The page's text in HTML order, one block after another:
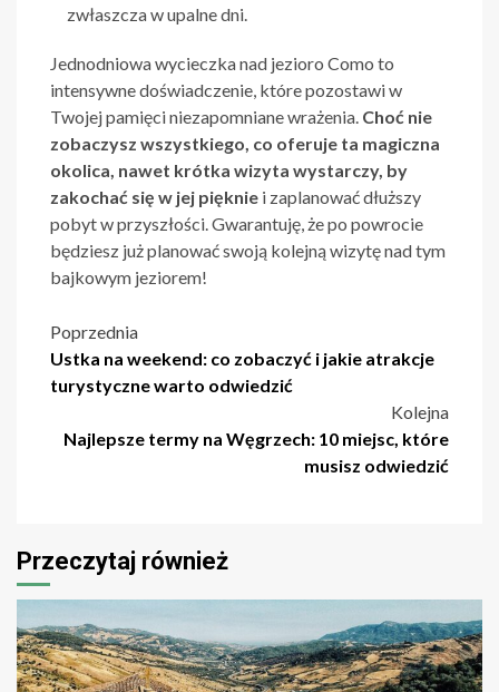
zwłaszcza w upalne dni.
Jednodniowa wycieczka nad jezioro Como to
intensywne doświadczenie, które pozostawi w
Twojej pamięci niezapomniane wrażenia. Choć nie
zobaczysz wszystkiego, co oferuje ta magiczna
okolica, nawet krótka wizyta wystarczy, by
zakochać się w jej pięknie i zaplanować dłuższy
pobyt w przyszłości. Gwarantuję, że po powrocie
będziesz już planować swoją kolejną wizytę nad tym
bajkowym jeziorem!
Nawigacja
wpisu
Poprzednia
Ustka na weekend: co zobaczyć i jakie atrakcje
turystyczne warto odwiedzić
Kolejna
Najlepsze termy na Węgrzech: 10 miejsc, które
musisz odwiedzić
Przeczytaj również